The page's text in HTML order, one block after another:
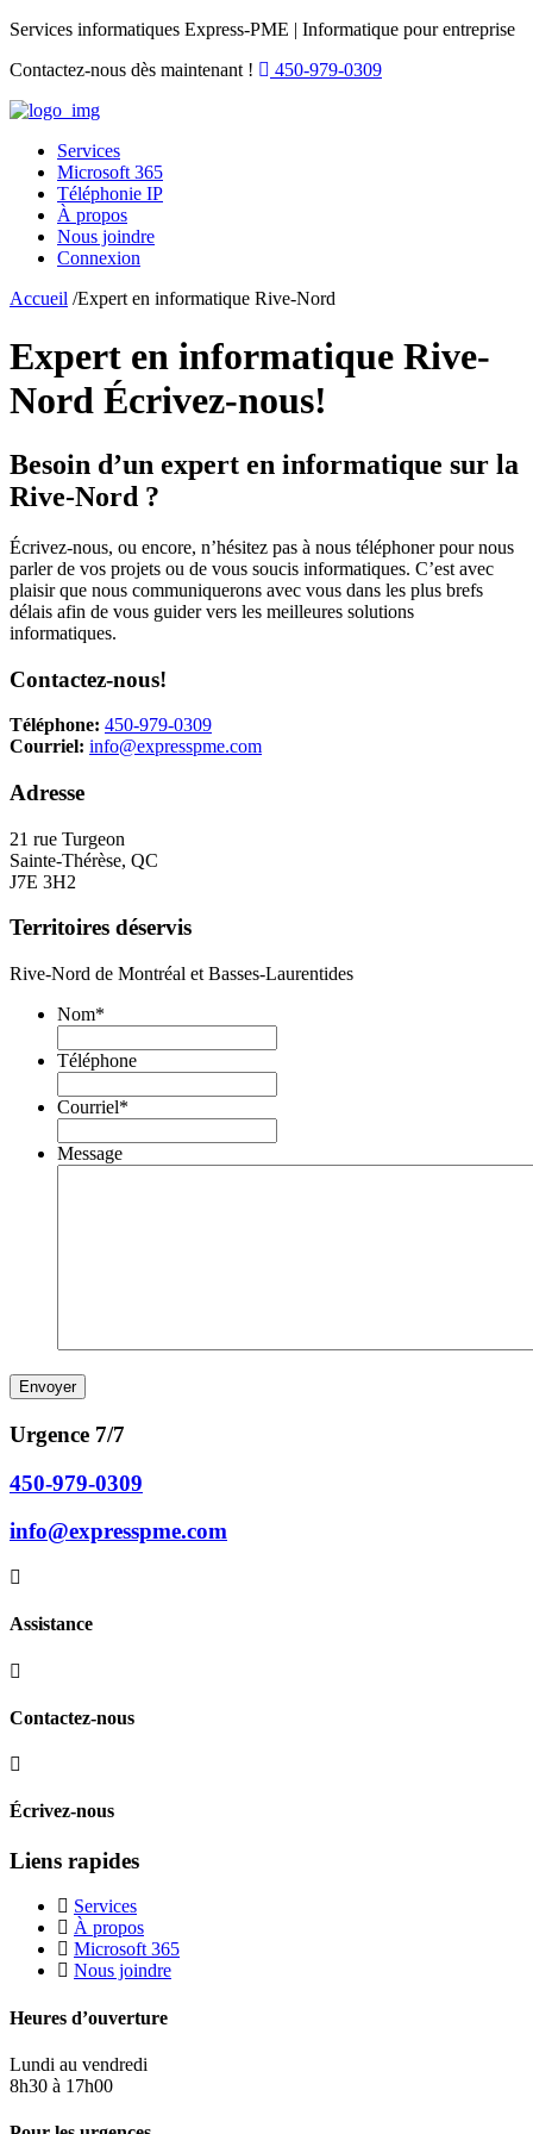
Services informatiques Express-PME | Informatique pour entreprise
Contactez-nous dès maintenant !
450-979-0309
Services
Microsoft 365
Téléphonie IP
À propos
Nous joindre
Connexion
Accueil /Expert en informatique Rive-Nord
Expert en informatique Rive-
Nord Écrivez-nous!
Besoin d’un expert en informatique sur la
Rive-Nord ?
Écrivez-nous, ou encore, n’hésitez pas à nous téléphoner pour nous
parler de vos projets ou de vous soucis informatiques. C’est avec
plaisir que nous communiquerons avec vous dans les plus brefs
délais afin de vous guider vers les meilleures solutions
informatiques.
Contactez-nous!
Téléphone: 450-979-0309
Courriel: info@expresspme.com
Adresse
21 rue Turgeon
Sainte-Thérèse, QC
J7E 3H2
Territoires déservis
Rive-Nord de Montréal et Basses-Laurentides
Nom*
Téléphone
Courriel*
Message
Urgence 7/7
450-979-0309
info@expresspme.com
Assistance
Contactez-nous
Écrivez-nous
Liens rapides
Services
À propos
Microsoft 365
Nous joindre
Heures d’ouverture
Lundi au vendredi
8h30 à 17h00